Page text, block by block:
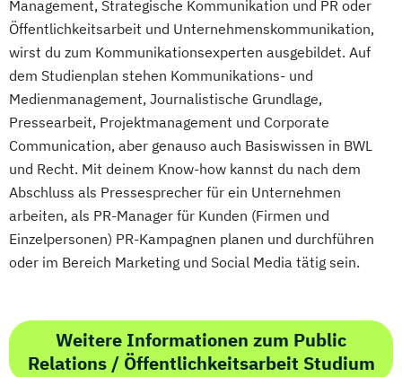
Management, Strategische Kommunikation und PR oder
Öffentlichkeitsarbeit und Unternehmenskommunikation,
wirst du zum Kommunikationsexperten ausgebildet. Auf
dem Studienplan stehen Kommunikations- und
Medienmanagement, Journalistische Grundlage,
Pressearbeit, Projektmanagement und Corporate
Communication, aber genauso auch Basiswissen in BWL
und Recht. Mit deinem Know-how kannst du nach dem
Abschluss als Pressesprecher für ein Unternehmen
arbeiten, als PR-Manager für Kunden (Firmen und
Einzelpersonen) PR-Kampagnen planen und durchführen
oder im Bereich Marketing und Social Media tätig sein.
Weitere Informationen zum Public
Relations / Öffentlichkeitsarbeit Studium